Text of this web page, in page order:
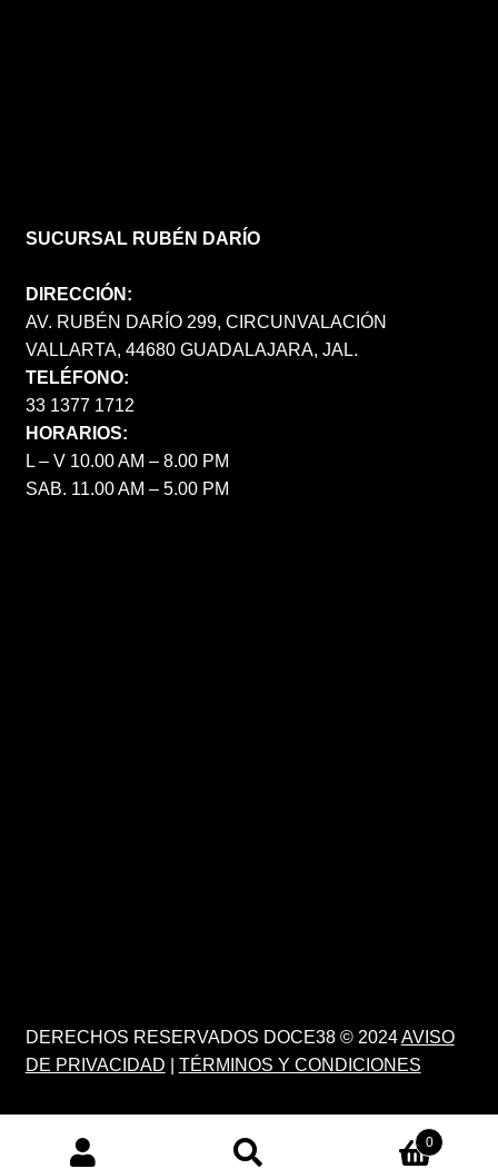
SUCURSAL RUBÉN DARÍO
DIRECCIÓN:
AV. RUBÉN DARÍO 299, CIRCUNVALACIÓN
VALLARTA, 44680 GUADALAJARA, JAL.
TELÉFONO:
33 1377 1712
HORARIOS:
L – V 10.00 AM – 8.00 PM
SAB. 11.00 AM – 5.00 PM
DERECHOS RESERVADOS DOCE38 © 2024AVISO
DE PRIVACIDAD
TÉRMINOS Y CONDICIONES
0